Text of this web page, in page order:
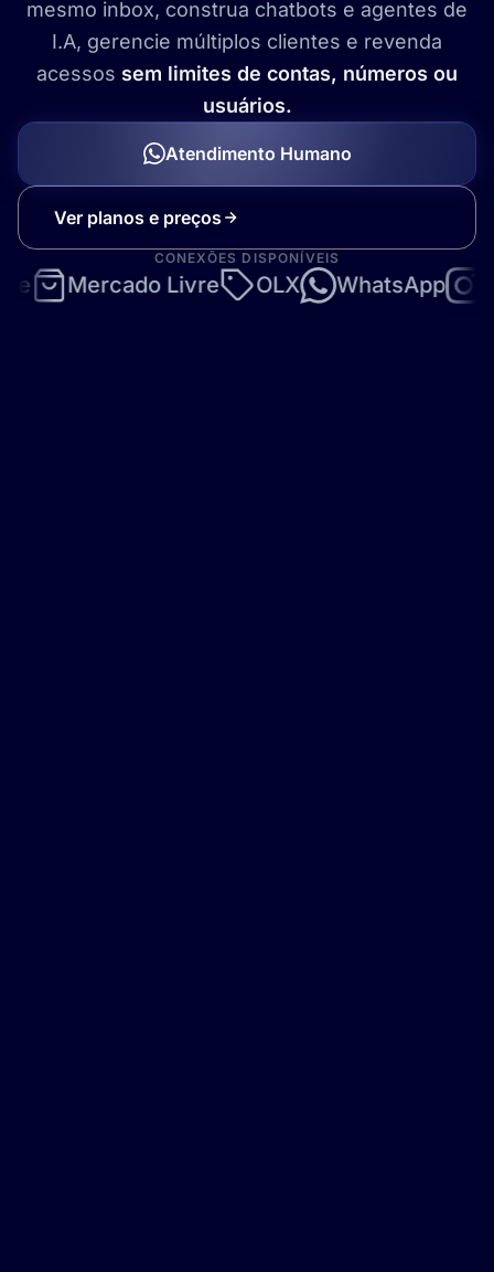
mesmo inbox, construa chatbots e agentes de
I.A, gerencie múltiplos clientes e revenda
acessos sem limites de contas, números ou
usuários.
Atendimento Humano
Ver planos e preços
CONEXÕES DISPONÍVEIS
Mercado Livre OLX WhatsApp